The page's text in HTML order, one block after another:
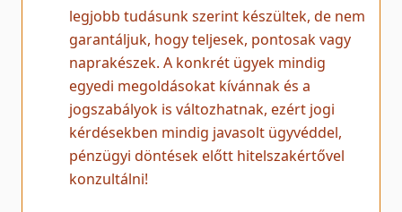
legjobb tudásunk szerint készültek, de nem
garantáljuk, hogy teljesek, pontosak vagy
naprakészek. A konkrét ügyek mindig
egyedi megoldásokat kívánnak és a
jogszabályok is változhatnak, ezért jogi
kérdésekben mindig javasolt ügyvéddel,
pénzügyi döntések előtt hitelszakértővel
konzultálni!